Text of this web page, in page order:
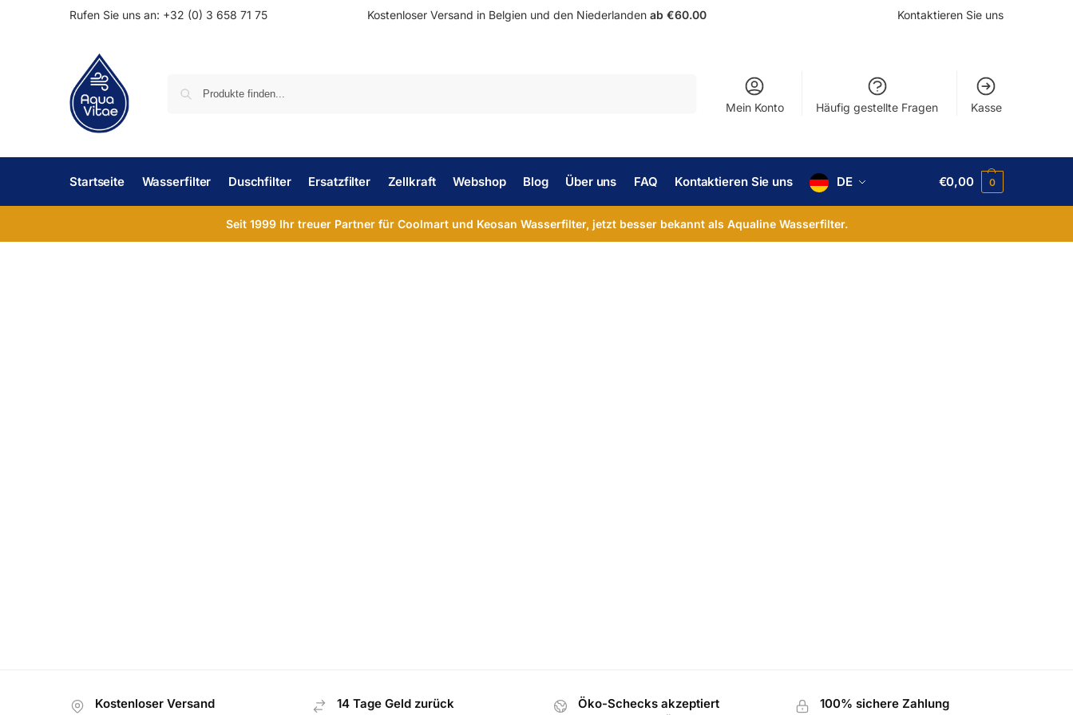
Rufen Sie uns an: +32 (0) 3 658 71 75 Kostenloser Versand in Belgien und den Niederlanden ab €60.00 Kontaktieren Sie uns
Mein Konto Häufig gestellte Fragen Kasse
Startseite Wasserfilter Duschfilter Ersatzfilter Zellkraft Webshop Blog Über uns FAQ Kontaktieren Sie uns DE €0,00 0
Seit 1999 Ihr treuer Partner für Coolmart und Keosan Wasserfilter, jetzt besser bekannt als Aqualine Wasserfilter.
Kostenloser Versand 14 Tage Geld zurück Öko-Schecks akzeptiert 100% sichere Zahlung